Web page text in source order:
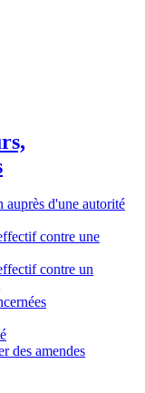
d'une autorité
contre une
contre un
des amendes